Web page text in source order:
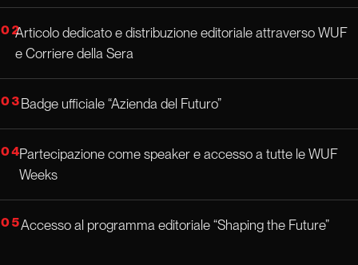
02Articolo dedicato e distribuzione editoriale attraverso WUF
e Corriere della Sera
03Badge ufficiale “Azienda del Futuro”
04Partecipazione come speaker e accesso a tutte le WUF
Weeks
05Accesso al programma editoriale “Shaping the Future”